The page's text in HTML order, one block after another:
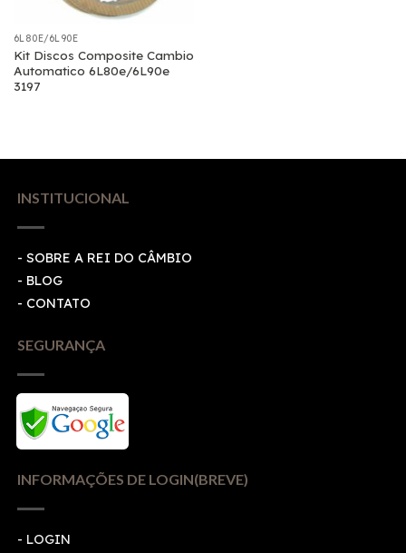
6L80E/6L90E
Kit Discos Composite Cambio
Automatico 6L80e/6L90e
3197
INSTITUCIONAL
- SOBRE A REI DO CÂMBIO
- BLOG
- CONTATO
SEGURANÇA
INFORMAÇÕES DE LOGIN(BREVE)
- LOGIN